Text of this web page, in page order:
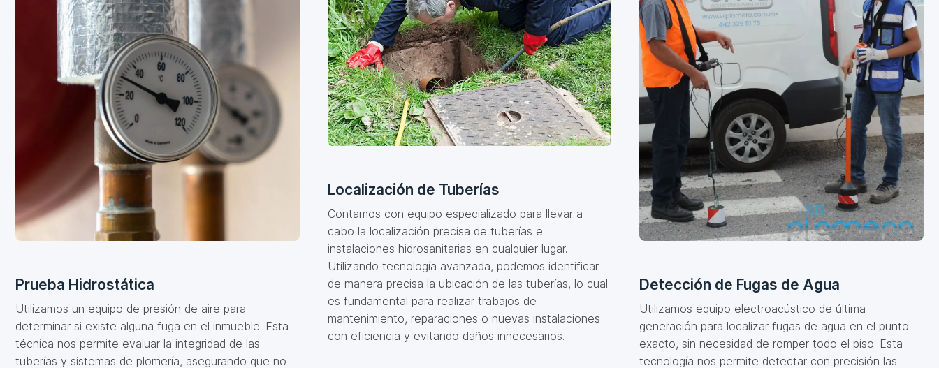
Prueba Hidrostática
Utilizamos un equipo de presión de aire para
determinar si existe alguna fuga en el inmueble. Esta
técnica nos permite evaluar la integridad de las
tuberías y sistemas de plomería, asegurando que no
Localización de Tuberías
Contamos con equipo especializado para llevar a
cabo la localización precisa de tuberías e
instalaciones hidrosanitarias en cualquier lugar.
Utilizando tecnología avanzada, podemos identificar
de manera precisa la ubicación de las tuberías, lo cual
es fundamental para realizar trabajos de
mantenimiento, reparaciones o nuevas instalaciones
con eficiencia y evitando daños innecesarios.
Detección de Fugas de Agua
Utilizamos equipo electroacústico de última
generación para localizar fugas de agua en el punto
exacto, sin necesidad de romper todo el piso. Esta
tecnología nos permite detectar con precisión las